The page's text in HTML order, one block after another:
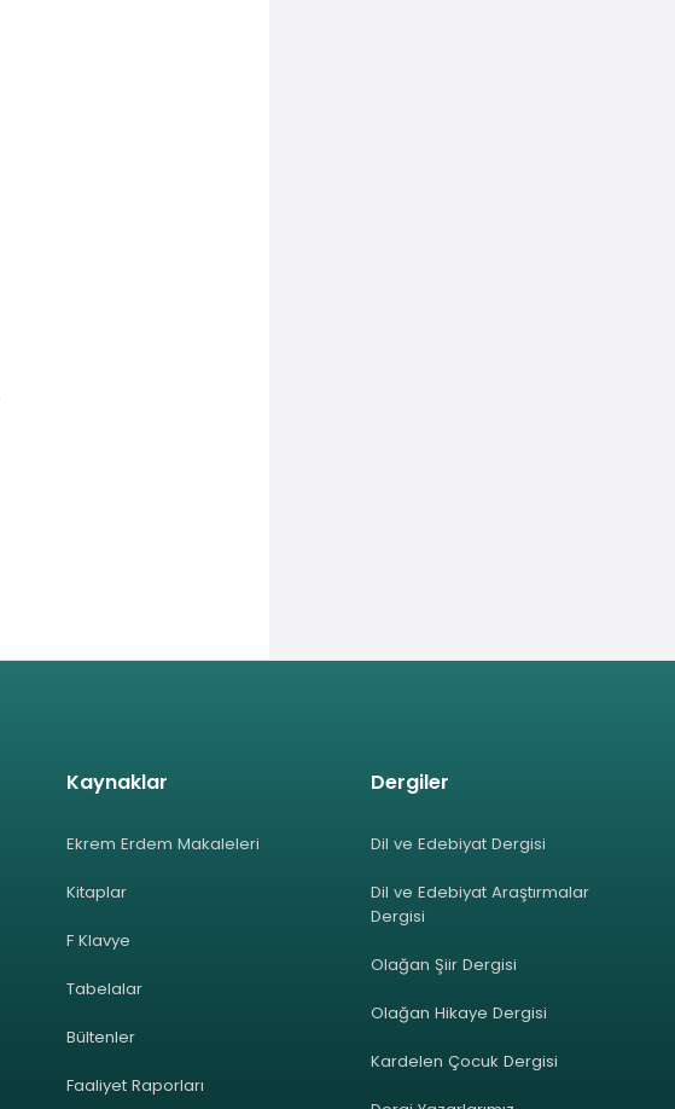
Kaynaklar
Ekrem Erdem Makaleleri
Kitaplar
F Klavye
Tabelalar
Bültenler
Faaliyet Raporları
Dergiler
Dil ve Edebiyat Dergisi
Dil ve Edebiyat Araştırmalar
Dergisi
Olağan Şiir Dergisi
Olağan Hikaye Dergisi
Kardelen Çocuk Dergisi